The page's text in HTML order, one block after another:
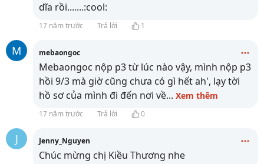
dĩa rồi.......:cool:
17 năm trước Trả lời 1
M mebaongoc
Mebaongoc nộp p3 từ lúc nào vậy, mình nộp p3
hồi 9/3 mà giờ cũng chưa có gì hết ah', lạy tời
hồ sơ của mình đi đến nơi về... Xem thêm
17 năm trước Trả lời 0
J Jenny_Nguyen
Chúc mừng chị Kiều Thương nhe